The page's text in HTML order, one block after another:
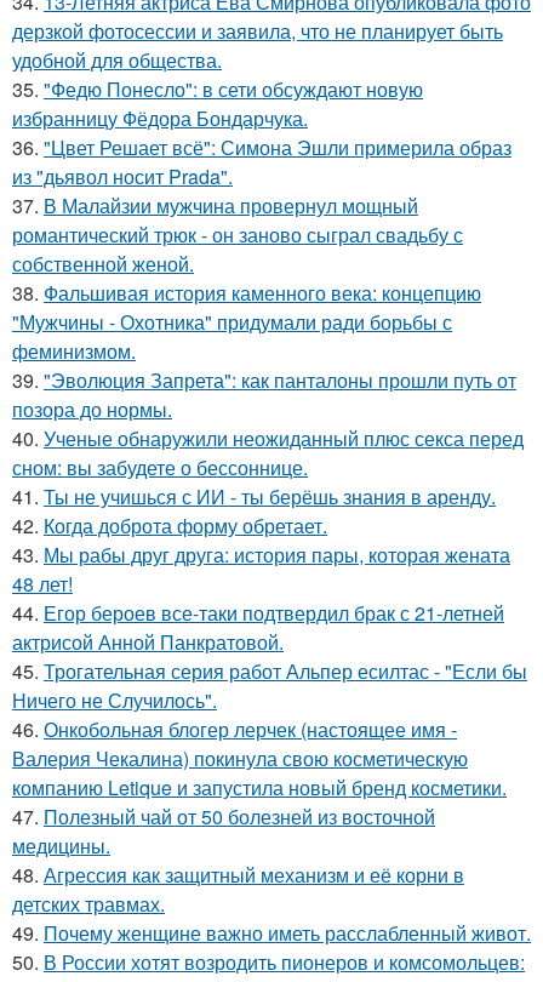
дерзкой фотосессии и заявила, что не планирует быть
удобной для общества.
35. "Федю Понесло": в сети обсуждают новую
избранницу Фёдора Бондарчука.
36. "Цвет Решает всё": Симона Эшли примерила образ
из "дьявол носит Prada".
37. В Малайзии мужчина провернул мощный
романтический трюк - он заново сыграл свадьбу с
собственной женой.
38. Фальшивая история каменного века: концепцию
"Мужчины - Охотника" придумали ради борьбы с
феминизмом.
39. "Эволюция Запрета": как панталоны прошли путь от
позора до нормы.
40. Ученые обнаружили неожиданный плюс секса перед
сном: вы забудете о бессоннице.
41. Ты не учишься с ИИ - ты берёшь знания в аренду.
42. Когда доброта форму обретает.
43. Мы рабы друг друга: история пары, которая жената
48 лет!
44. Егор бероев все-таки подтвердил брак с 21-летней
актрисой Анной Панкратовой.
45. Трогательная серия работ Альпер есилтас - "Если бы
Ничего не Случилось".
46. Онкобольная блогер лерчек (настоящее имя -
Валерия Чекалина) покинула свою косметическую
компанию Letique и запустила новый бренд косметики.
47. Полезный чай от 50 болезней из восточной
медицины.
48. Агрессия как защитный механизм и её корни в
детских травмах.
49. Почему женщине важно иметь расслабленный живот.
50. В России хотят возродить пионеров и комсомольцев: